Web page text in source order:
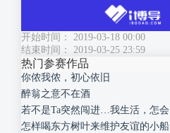
开始时间： 2019-03-18 00:00
结束时间： 2019-03-25 23:59
热门参赛作品
你侬我侬，初心依旧
醉翁之意不在酒
若不是Ta突然闯进…我生活，怎会
怎样喝东方树叶来维护友谊的小船